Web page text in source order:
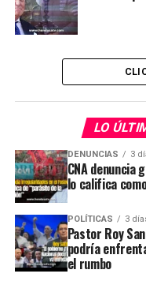
LO
DENUNCIAS 3
CNA denuncia
lo califica
POLÍTICAS 3
Pastor Roy
podría
el rumbo